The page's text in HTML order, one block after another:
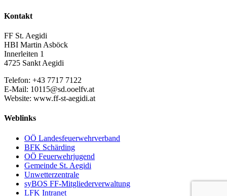
Kontakt
FF St. Aegidi
HBI Martin Asböck
Innerleiten 1
4725 Sankt Aegidi
Telefon: +43 7717 7122
E-Mail: 10115@sd.ooelfv.at
Website: www.ff-st-aegidi.at
Weblinks
OÖ Landesfeuerwehrverband
BFK Schärding
OÖ Feuerwehrjugend
Gemeinde St. Aegidi
Unwetterzentrale
syBOS FF-Mitgliederverwaltung
LFK Intranet